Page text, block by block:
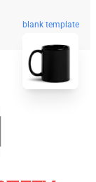
blank template